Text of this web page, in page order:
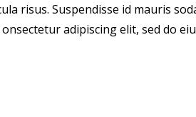
risus. Suspendisse id mauris
adipiscing elit, sed do